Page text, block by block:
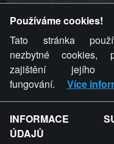
videa a komentáře.
stránky týče, ani
stránku, nemůže z
komentáře pro
provozovateli stránky
ZVRÁCENÝ.CZ -
Používáme cookies!
Tato stránka
nezbytné cookies,
zajištění jejího
fungování.
Více
INFORMACE
ÚDAJŮ